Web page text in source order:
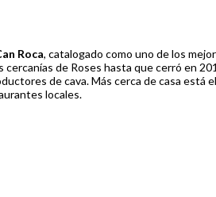
Roca, catalogado como uno de los
de Roses hasta que cerró en
de cava. Más cerca de casa está
locales.